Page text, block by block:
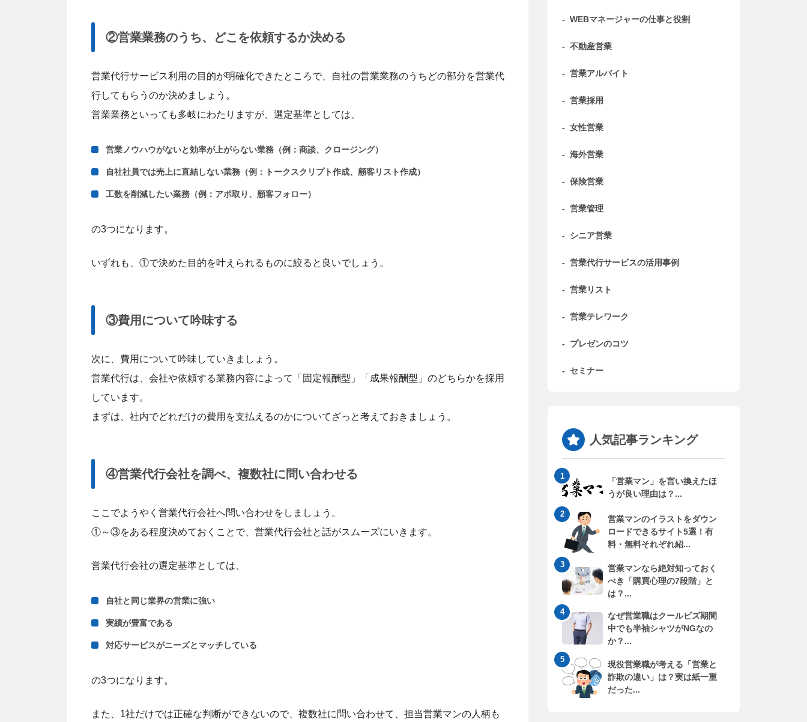
②営業業務のうち、どこを依頼するか決める
営業代行サービス利用の目的が明確化できたところで、自社の営業業務のうちどの部分を営業代
行してもらうのか決めましょう。
営業業務といっても多岐にわたりますが、選定基準としては、
営業ノウハウがないと効率が上がらない業務（例：商談、クロージング）
自社社員では売上に直結しない業務（例：トークスクリプト作成、顧客リスト作成）
工数を削減したい業務（例：アポ取り、顧客フォロー）
の3つになります。
いずれも、①で決めた目的を叶えられるものに絞ると良いでしょう。
③費用について吟味する
次に、費用について吟味していきましょう。
営業代行は、会社や依頼する業務内容によって「固定報酬型」「成果報酬型」のどちらかを採用
しています。
まずは、社内でどれだけの費用を支払えるのかについてざっと考えておきましょう。
④営業代行会社を調べ、複数社に問い合わせる
ここでようやく営業代行会社へ問い合わせをしましょう。
①～③をある程度決めておくことで、営業代行会社と話がスムーズにいきます。
営業代行会社の選定基準としては、
自社と同じ業界の営業に強い
実績が豊富である
対応サービスがニーズとマッチしている
の3つになります。
また、1社だけでは正確な判断ができないので、複数社に問い合わせて、担当営業マンの人柄も
- WEBマネージャーの仕事と役割
- 不動産営業
- 営業アルバイト
- 営業採用
- 女性営業
- 海外営業
- 保険営業
- 営業管理
- シニア営業
- 営業代行サービスの活用事例
- 営業リスト
- 営業テレワーク
- プレゼンのコツ
- セミナー
人気記事ランキング
「営業マン」を言い換えたほ
うが良い理由は？...
営業マンのイラストをダウン
ロードできるサイト5選！有
料・無料それぞれ紹...
営業マンなら絶対知っておく
べき「購買心理の7段階」と
は？...
なぜ営業職はクールビズ期間
中でも半袖シャツがNGなの
か？...
現役営業職が考える「営業と
詐欺の違い」は？実は紙一重
だった...